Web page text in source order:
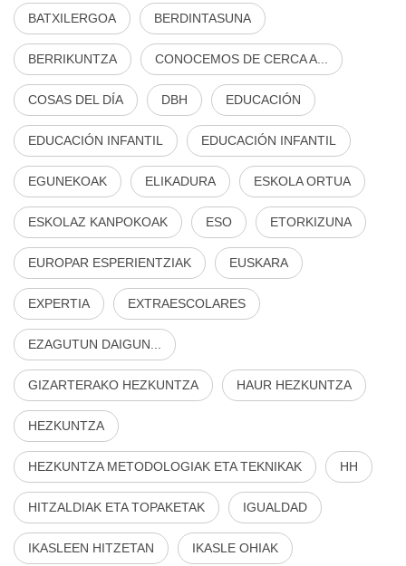
BATXILERGOA BERDINTASUNA
BERRIKUNTZA CONOCEMOS DE CERCA A...
COSAS DEL DÍA DBH EDUCACIÓN
EDUCACIÓN INFANTIL EDUCACIÓN INFANTIL
EGUNEKOAK ELIKADURA ESKOLA ORTUA
ESKOLAZ KANPOKOAK ESO ETORKIZUNA
EUROPAR ESPERIENTZIAK EUSKARA
EXPERTIA EXTRAESCOLARES
EZAGUTUN DAIGUN...
GIZARTERAKO HEZKUNTZA HAUR HEZKUNTZA
HEZKUNTZA
HEZKUNTZA METODOLOGIAK ETA TEKNIKAK HH
HITZALDIAK ETA TOPAKETAK IGUALDAD
IKASLEEN HITZETAN IKASLE OHIAK